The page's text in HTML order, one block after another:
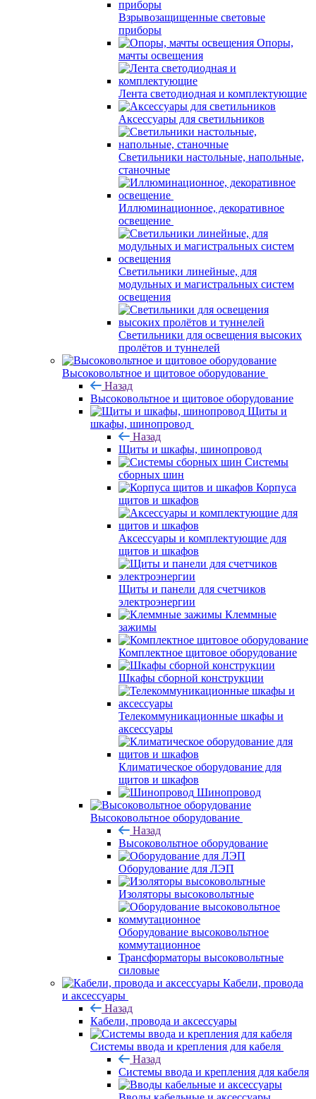
Взрывозащищенные световые
приборы
Опоры,
мачты освещения
Лента светодиодная и комплектующие
Аксессуары для светильников
Светильники настольные, напольные,
станочные
Иллюминационное, декоративное
освещение
Светильники линейные, для
модульных и магистральных систем
освещения
Светильники для освещения высоких
пролётов и туннелей
Высоковольтное и щитовое оборудование
Назад
Высоковольтное и щитовое оборудование
Щиты и
шкафы, шинопровод
Назад
Щиты и шкафы, шинопровод
Системы
сборных шин
Корпуса
щитов и шкафов
Аксессуары и комплектующие для
щитов и шкафов
Щиты и панели для счетчиков
электроэнергии
Клеммные
зажимы
Комплектное щитовое оборудование
Шкафы сборной конструкции
Телекоммуникационные шкафы и
аксессуары
Климатическое оборудование для
щитов и шкафов
Шинопровод
Высоковольтное оборудование
Назад
Высоковольтное оборудование
Оборудование для ЛЭП
Изоляторы высоковольтные
Оборудование высоковольтное
коммутационное
Трансформаторы высоковольтные
силовые
Кабели, провода
и аксессуары
Назад
Кабели, провода и аксессуары
Системы ввода и крепления для кабеля
Назад
Системы ввода и крепления для кабеля